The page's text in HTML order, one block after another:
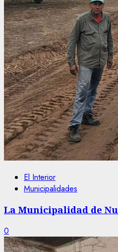
El Interior
Municipalidades
La Municipalidad de
0